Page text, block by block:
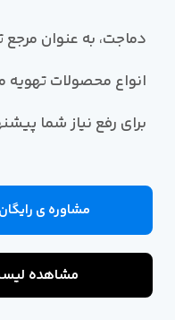
دماجت، به عنوان
انواع محصولات تهویه
برای رفع نیاز شما
مشاوره ی
مشاهده